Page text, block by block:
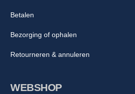
WEBSHOP
Betalen
Bezorging of ophalen
Retourneren & annuleren